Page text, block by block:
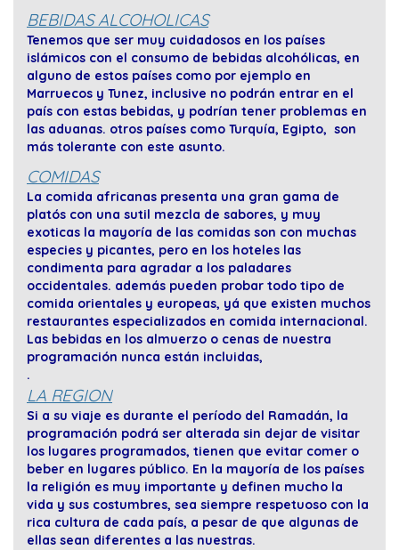
BEBIDAS ALCOHOLICAS
Tenemos que ser muy cuidadosos en los países
islámicos con el consumo de bebidas alcohólicas, en
alguno de estos países como por ejemplo en
Marruecos y Tunez, inclusive no podrán entrar en el
país con estas bebidas, y podrían tener problemas en
las aduanas. otros países como Turquía, Egipto, son
más tolerante con este asunto.
COMIDAS
La comida africanas presenta una gran gama de
platós con una sutil mezcla de sabores, y muy
exoticas la mayoría de las comidas son con muchas
especies y picantes, pero en los hoteles las
condimenta para agradar a los paladares
occidentales. además pueden probar todo tipo de
comida orientales y europeas, yá que existen muchos
restaurantes especializados en comida internacional.
Las bebidas en los almuerzo o cenas de nuestra
programación nunca están incluidas,
.
LA REGION
Si a su viaje es durante el período del Ramadán, la
programación podrá ser alterada sin dejar de visitar
los lugares programados, tienen que evitar comer o
beber en lugares público. En la mayoría de los países
la religión es muy importante y definen mucho la
vida y sus costumbres, sea siempre respetuoso con la
rica cultura de cada país, a pesar de que algunas de
ellas sean diferentes a las nuestras.